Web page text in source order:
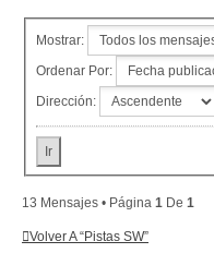
Mostrar:
Ordenar Por:
Dirección:
13 Mensajes • Página 1 De 1
Volver A “Pistas SW”